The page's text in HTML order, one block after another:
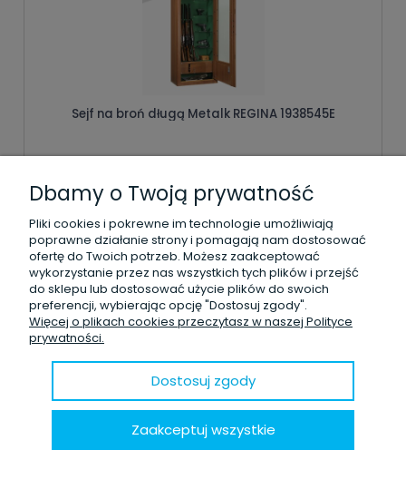
Sejf na broń długą Metalk REGINA 1938545E
20 850,00 zł
Dodaj do koszyka
Dbamy o Twoją prywatność
Pliki cookies i pokrewne im technologie umożliwiają
poprawne działanie strony i pomagają nam dostosować
ofertę do Twoich potrzeb. Możesz zaakceptować
wykorzystanie przez nas wszystkich tych plików i przejść
do sklepu lub dostosować użycie plików do swoich
preferencji, wybierając opcję "Dostosuj zgody".
Więcej o plikach cookies przeczytasz w naszej Polityce
prywatności.
Dostosuj zgody
Zaakceptuj wszystkie